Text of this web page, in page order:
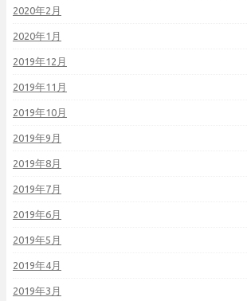
2020年2月
2020年1月
2019年12月
2019年11月
2019年10月
2019年9月
2019年8月
2019年7月
2019年6月
2019年5月
2019年4月
2019年3月